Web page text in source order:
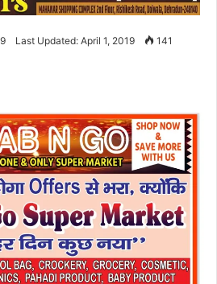
Last Updated: April 1, 2019 141